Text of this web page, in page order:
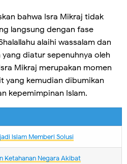
bahwa Isra Mikraj tidak
langsung dengan fase
alaihi wassalam dan
diatur sepenuhnya oleh
Mikraj merupakan momen
yang kemudian dibumikan
kepemimpinan Islam.
lslam Memberi Solusi
Ketahanan Negara Akibat